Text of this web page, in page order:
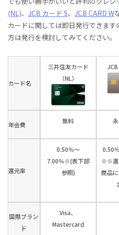
(NL)、 JCB カード S、 JCB CARD W
カードに関しては即日発行できま
方は発行を検討してみてください。
カード名
三井住友カード
（NL）
年会費 無料
還元率
0.50％～
7.00％※(表下部
参照)
0.50
※※還
商品
国際ブラン
ド
Visa、
Mastercard